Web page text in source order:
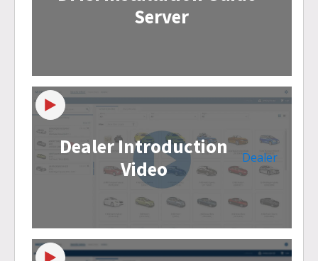
Server
Dealer Introduction
Video
Dealer